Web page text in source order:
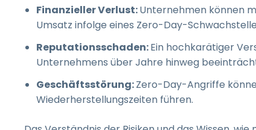
Finanzieller Verlust:Unternehmen können
Umsatz infolge eines Zero-Day-
Reputationsschaden:Ein hochkarätiger
Unternehmens über Jahre hinweg
Geschäftsstörung:Zero-Day-Angriffe
Wiederherstellungszeiten führen.